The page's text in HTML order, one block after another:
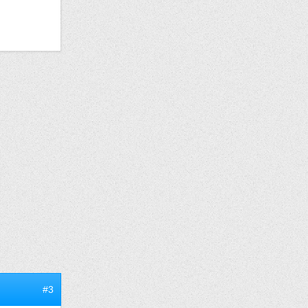
#3